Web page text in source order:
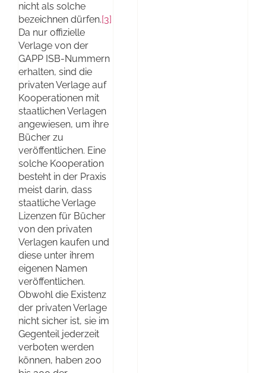
nicht als solche
bezeichnen dürfen.[3]
Da nur offizielle
Verlage von der
GAPP ISB-Nummern
erhalten, sind die
privaten Verlage auf
Kooperationen mit
staatlichen Verlagen
angewiesen, um ihre
Bücher zu
veröffentlichen. Eine
solche Kooperation
besteht in der Praxis
meist darin, dass
staatliche Verlage
Lizenzen für Bücher
von den privaten
Verlagen kaufen und
diese unter ihrem
eigenen Namen
veröffentlichen.
Obwohl die Existenz
der privaten Verlage
nicht sicher ist, sie im
Gegenteil jederzeit
verboten werden
können, haben 200